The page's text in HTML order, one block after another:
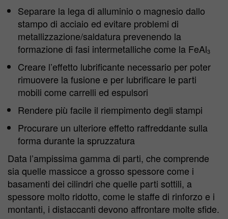
Separare la lega di alluminio o magnesio dallo
stampo di acciaio ed evitare problemi di
metallizzazione/saldatura prevenendo la
formazione di fasi intermetalliche come la FeAl3
Creare l’effetto lubrificante necessario per poter
rimuovere la fusione e per lubrificare le parti
mobili come carrelli ed espulsori
Rendere più facile il riempimento degli stampi
Procurare un ulteriore effetto raffreddante sulla
forma durante la spruzzatura
Data l’ampissima gamma di parti, che comprende
sia quelle massicce a grosso spessore come i
basamenti dei cilindri che quelle parti sottili, a
spessore molto ridotto, come le staffe di rinforzo e i
montanti, i distaccanti devono affrontare molte sfide.